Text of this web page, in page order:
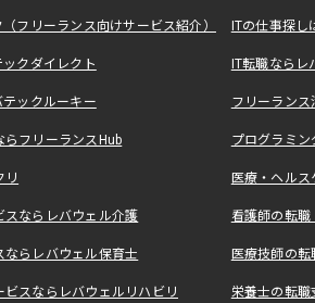
フリーランス向けサービス紹介） ITの仕事探
クダイレクト IT転職なら
ックルーキー フリーラン
らフリーランスHub プログラミ
リ 医療・ヘル
ならレバウェル介護 看護師の転
らレバウェル保育士 医療技師の
ビスならレバウェルリハビリ 栄養士の転